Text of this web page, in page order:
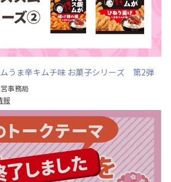
ムうま辛キムチ味 お菓子シリーズ 第2弾
事務局
報